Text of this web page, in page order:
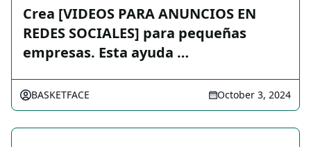
Crea [VIDEOS PARA ANUNCIOS EN
REDES SOCIALES] para pequeñas
empresas. Esta ayuda …
BASKETFACE October 3, 2024